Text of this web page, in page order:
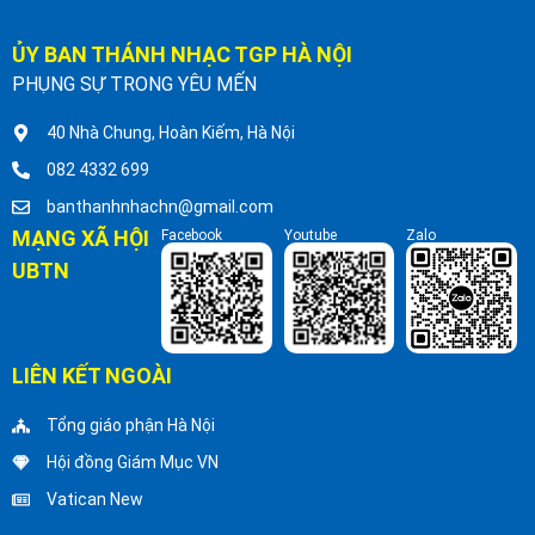
ỦY BAN THÁNH NHẠC TGP HÀ NỘI
PHỤNG SỰ TRONG YÊU MẾN
40 Nhà Chung, Hoàn Kiếm, Hà Nội
082 4332 699
banthanhnhachn@gmail.com
MẠNG XÃ HỘI
UBTN
Facebook Youtube Zalo
LIÊN KẾT NGOÀI
Tổng giáo phận Hà Nội
Hội đồng Giám Mục VN
Vatican New